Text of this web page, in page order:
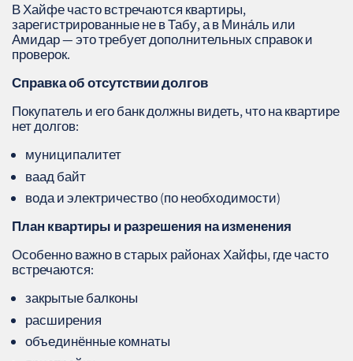
В Хайфе часто встречаются квартиры,
зарегистрированные не в Табу, а в Мина́ль или
Амидар — это требует дополнительных справок и
проверок.
Справка об отсутствии долгов
Покупатель и его банк должны видеть, что на квартире
нет долгов:
муниципалитет
ваад байт
вода и электричество (по необходимости)
План квартиры и разрешения на изменения
Особенно важно в старых районах Хайфы, где часто
встречаются:
закрытые балконы
расширения
объединённые комнаты